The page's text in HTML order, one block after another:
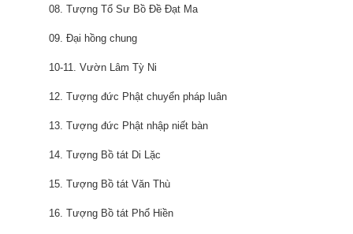
08. Tượng Tổ Sư Bồ Đề Đạt Ma
09. Đại hồng chung
10-11. Vườn Lâm Tỳ Ni
12. Tượng đức Phật chuyển pháp luân
13. Tượng đức Phật nhập niết bàn
14. Tượng Bồ tát Di Lặc
15. Tượng Bồ tát Văn Thù
16. Tượng Bồ tát Phổ Hiền